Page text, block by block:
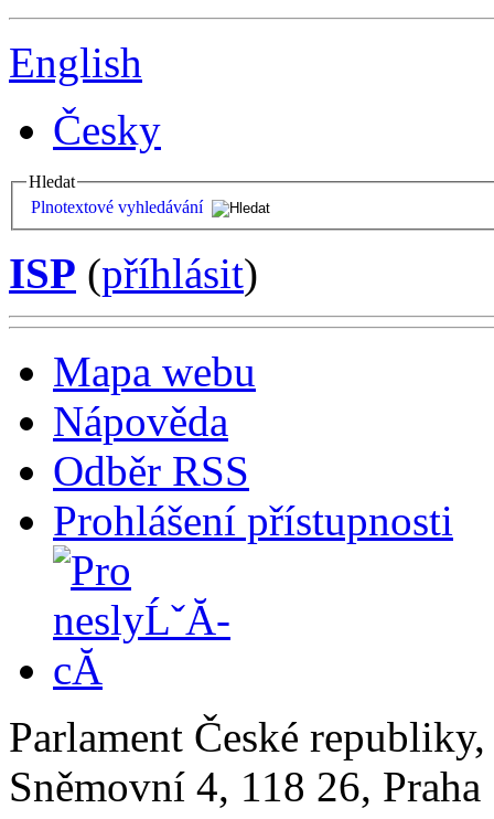
English
Česky
Hledat
Plnotextové vyhledávání
ISP (příhlásit)
Mapa webu
Nápověda
Odběr RSS
Prohlášení přístupnosti
Parlament České
Sněmovní 4, 118 26,